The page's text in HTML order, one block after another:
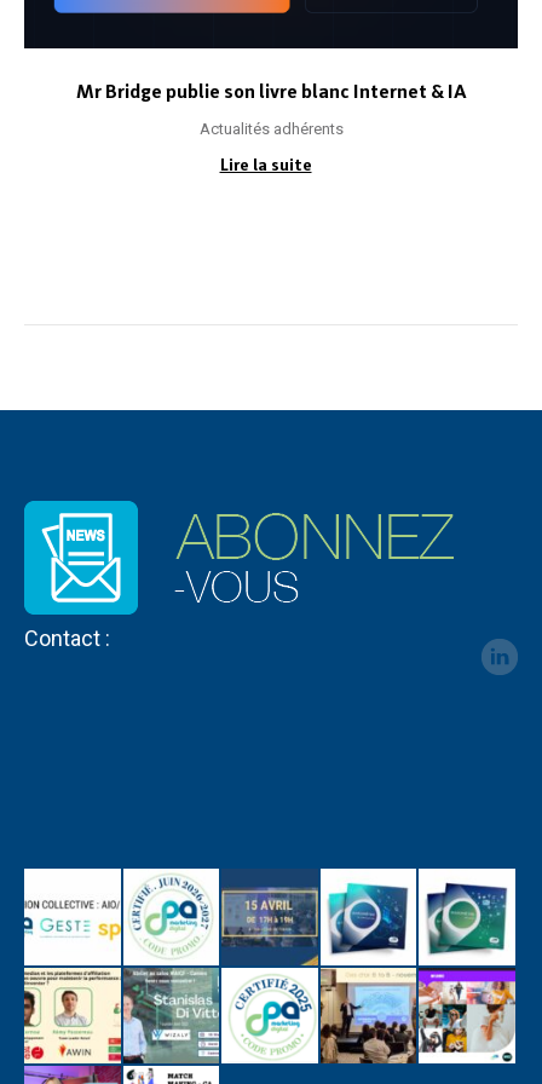
Mr Bridge publie son livre blanc Internet & IA
Actualités adhérents
Lire la suite
Contact :